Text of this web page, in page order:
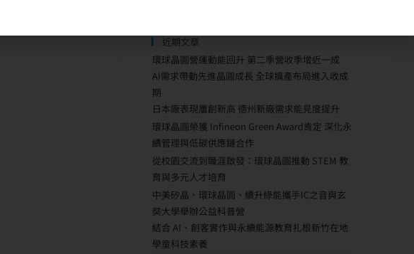
近期文章
環球晶圓營運動能回升 第二季營收季增近一成
AI需求帶動先進晶圓成長 全球擴產布局進入收成
期
日本廠表現屢創新高 德州新廠需求能見度提升
環球晶圓榮獲 Infineon Green Award肯定 深化永
續管理與低碳供應鏈合作
從校園交流到職涯啟發：環球晶圓推動 STEM 教
育與多元人才培育
中美矽晶、環球晶圓、續升綠能攜手IC之音與玄
奘大學舉辦公益科普營
結合 AI、創客實作與永續能源教育扎根新竹在地
學童科技素養